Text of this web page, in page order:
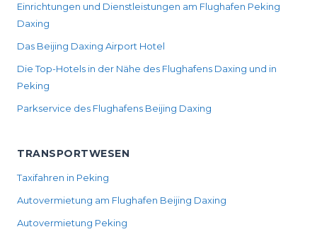
Einrichtungen und Dienstleistungen am Flughafen Peking
Daxing
Das Beijing Daxing Airport Hotel
Die Top-Hotels in der Nähe des Flughafens Daxing und in
Peking
Parkservice des Flughafens Beijing Daxing
TRANSPORTWESEN
Taxifahren in Peking
Autovermietung am Flughafen Beijing Daxing
Autovermietung Peking